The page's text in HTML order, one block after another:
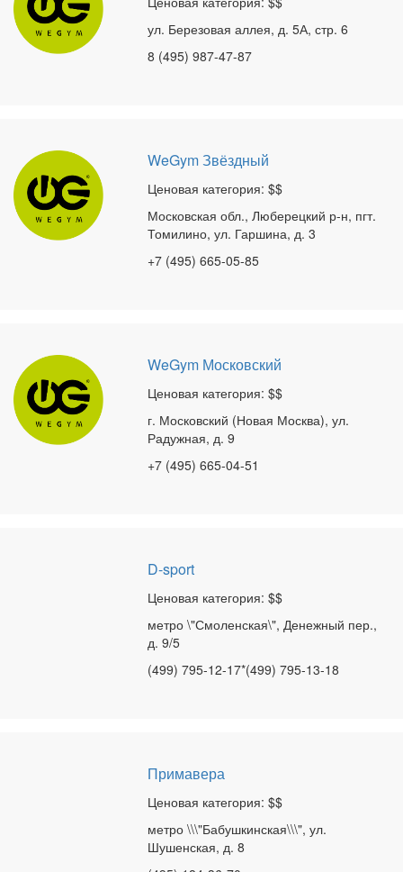
ул. Березовая аллея, д. 5А, стр. 6
8 (495) 987-47-87
WeGym Звёздный
Ценовая категория: $$
Московская обл., Люберецкий р-н, пгт.
Томилино, ул. Гаршина, д. 3
+7 (495) 665-05-85
WeGym Московский
Ценовая категория: $$
г. Московский (Новая Москва), ул.
Радужная, д. 9
+7 (495) 665-04-51
D-sport
Ценовая категория: $$
метро \"Смоленская\", Денежный пер.,
д. 9/5
(499) 795-12-17*(499) 795-13-18
Примавера
Ценовая категория: $$
метро \\\"Бабушкинская\\\", ул.
Шушенская, д. 8